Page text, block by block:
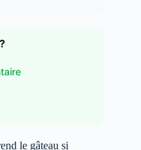
le gâteau si